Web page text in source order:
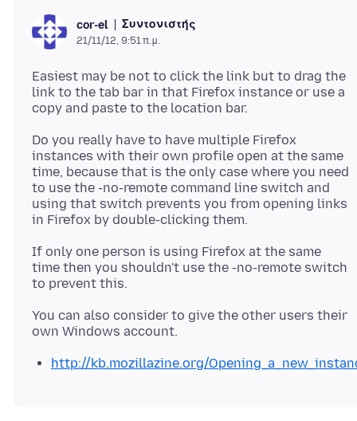
cor-el Συντονιστής
21/11/12, 9:51 π.μ.
Easiest may be not to click the link but to drag the
link to the tab bar in that Firefox instance or use a
Do you really have to have multiple Firefox
instances with their own profile open at the same
time, because that is the only case where you need
to use the -no-remote command line switch and
using that switch prevents you from opening links
in Firefox by double-clicking them.
If only one person is using Firefox at the same
time then you shouldn't use the -no-remote switch
to prevent this.
You can also consider to give the other users their
http://kb.mozillazine.org/